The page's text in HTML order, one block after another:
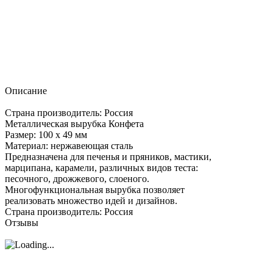
Описание
Страна производитель: Россия
Металлическая вырубка Конфета
Размер: 100 х 49 мм
Материал: нержавеющая сталь
Предназначена для печенья и пряников, мастики,
марципана, карамели, различных видов теста:
песочного, дрожжевого, слоеного.
Многофункциональная вырубка позволяет
реализовать множество идей и дизайнов.
Страна производитель: Россия
Отзывы